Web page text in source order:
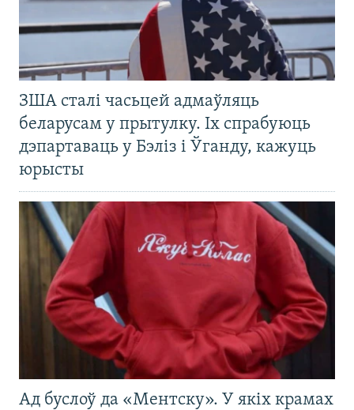
ЗША сталі часьцей адмаўляць
беларусам у прытулку. Іх спрабуюць
дэпартаваць у Бэліз і Ўганду, кажуць
юрысты
Ад буслоў да «Ментску». У якіх крамах